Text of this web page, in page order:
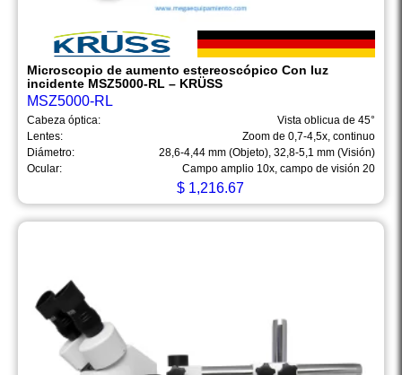
Microscopio de aumento estereoscópico Con luz
incidente MSZ5000-RL – KRÜSS
MSZ5000-RL
Cabeza óptica:
Vista oblicua de 45°
Lentes:
Zoom de 0,7-4,5x, continuo
Diámetro:
28,6-4,44 mm (Objeto), 32,8-5,1 mm (Visión)
Ocular:
Campo amplio 10x, campo de visión 20
$1,216.67